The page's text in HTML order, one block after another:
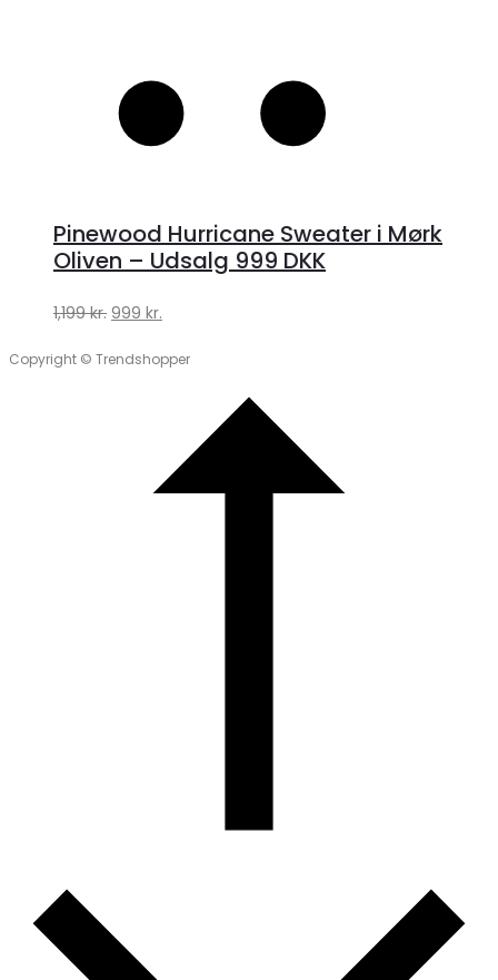
Pinewood Hurricane Sweater i Mørk
Oliven – Udsalg 999 DKK
1,199kr. Den
999 kr.
999 kr..
Copyright © Trendshopper